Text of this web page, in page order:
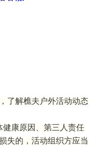
了解樵夫户外活动动态
健康原因、第三人责任
失的，活动组织方应当